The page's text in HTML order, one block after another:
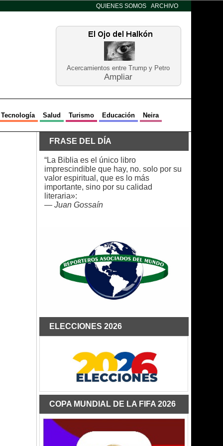
QUIENES SOMOS ARCHIVO
Acercamientos entre Trump y Petro
Ampliar
Tecnología Salud Turismo Educación Neira
FRASE DEL DÍA
“La Biblia es el único libro
imprescindible que hay, no. solo por su
valor espiritual, que es lo más
importante, sino por su calidad
literaria»:
— Juan Gossaín
ELECCIONES 2026
COPA MUNDIAL DE LA FIFA 2026